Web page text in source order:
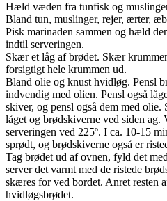
Hæld væden fra tunfisk og
Bland tun, muslinger, rejer, ærter,
Pisk marinaden sammen og hæld
indtil serveringen.
Skær et låg af brødet. Skær
forsigtigt hele krummen ud.
Bland olie og knust hvidløg. Pensl
indvendig med olien. Pensl også
skiver, og pensl også dem med
låget og brødskiverne ved siden ag.
serveringen ved 225º. I ca. 10-15
sprødt, og brødskiverne også er
Tag brødet ud af ovnen, fyld det
server det varmt med de ristede
skæres for ved bordet. Anret resten
hvidløgsbrødet.